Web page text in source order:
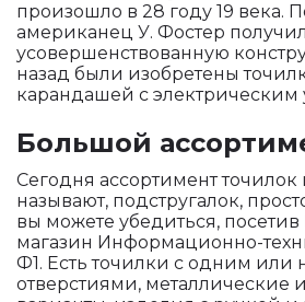
произошло в 28 году 19 века.
американец У. Фостер
усовершенствованную
назад были изобретены
карандашей с электрическим
Большой
Сегодня ассортимент
называют, подстругалок,
вы можете убедиться, посетив
магазин Информационно-
Ф1. Есть точилки с одним или
отверстиями, металлические